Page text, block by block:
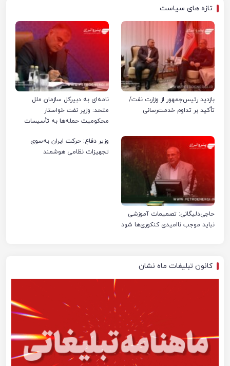
تازه های سیاست
بازدید رئیس‌جمهور از وزارت نفت/
تأکید بر تداوم خدمت‌رسانی
نامه‌ای به دبیرکل سازمان ملل
متحد: وزیر نفت خواستار
محکومیت حمله‌ها به تأسیسات
حاجی‌دلیگانی: تصمیمات آموزشی
نباید موجب ناامیدی کنکوری‌ها شود
وزیر دفاع: حرکت ایران به‌سوی
تجهیزات نظامی هوشمند
کانون تبلیغات ماه نشان